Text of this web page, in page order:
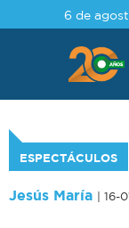
6 de
ESPECTÁCULOS
Jesús María | 16-